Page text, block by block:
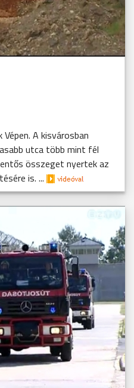
A kisvárosban
utca több mint fél
összeget nyertek az
is. ...